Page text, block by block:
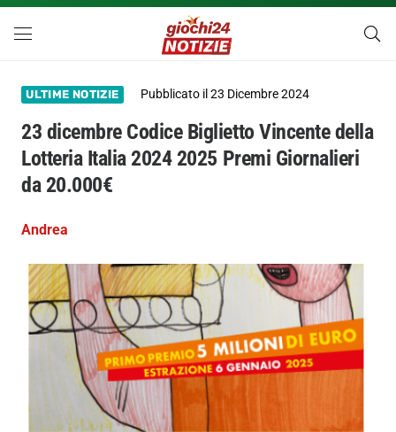
ULTIME NOTIZIE Pubblicato il23 Dicembre 2024
23 dicembre Codice Biglietto Vincente della
Lotteria Italia 2024 2025 Premi Giornalieri
da 20.000€
Andrea